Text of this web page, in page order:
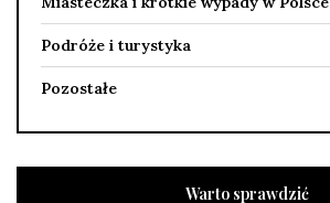
Podróże i turystyka
Pozostałe
Warto sprawdzić